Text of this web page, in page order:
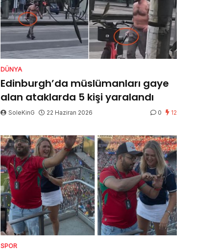
DÜNYA
Edinburgh’da müslümanları gaye
alan ataklarda 5 kişi yaralandı
SoleKinG 22 Haziran 2026 0 12
SPOR